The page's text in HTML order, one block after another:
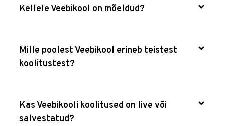
Kellele Veebikool on mõeldud?
Mille poolest Veebikool erineb teistest
koolitustest?
Kas Veebikooli koolitused on live või
salvestatud?